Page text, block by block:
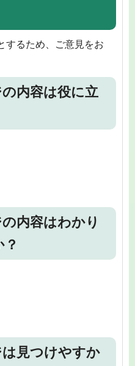
するため、ご意見をお
内容は役に立
内容はわかり
見つけやすか